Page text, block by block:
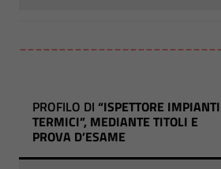
PROFILO DI “ISPETTORE IMPIANTI
TERMICI”, MEDIANTE TITOLI E
PROVA D’ESAME